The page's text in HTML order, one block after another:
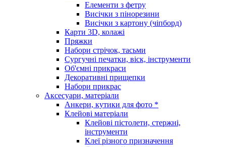
Елементи з фетру
Висічки з пінорезини
Висічки з картону (чіпборд)
Карти 3D, колажі
Пряжки
Набори стрічок, тасьми
Сургучні печатки, віск, інструменти
Об'ємні прикраси
Декоративні прищепки
Набори прикрас
Аксесуари, матеріали
Анкери, кутики для фото *
Клейові матеріали
Клейові пістолети, стержні,
інструменти
Клеї різного призначення